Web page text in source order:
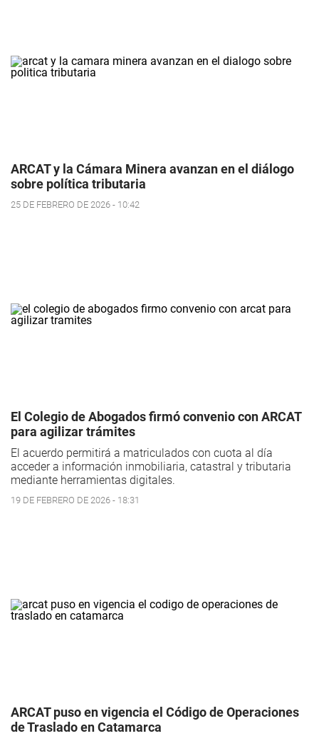
ARCAT y la Cámara Minera avanzan en el diálogo
sobre política tributaria
25 DE FEBRERO DE 2026 - 10:42
El Colegio de Abogados firmó convenio con ARCAT
para agilizar trámites
El acuerdo permitirá a matriculados con cuota al día
acceder a información inmobiliaria, catastral y tributaria
mediante herramientas digitales.
19 DE FEBRERO DE 2026 - 18:31
ARCAT puso en vigencia el Código de Operaciones
de Traslado en Catamarca